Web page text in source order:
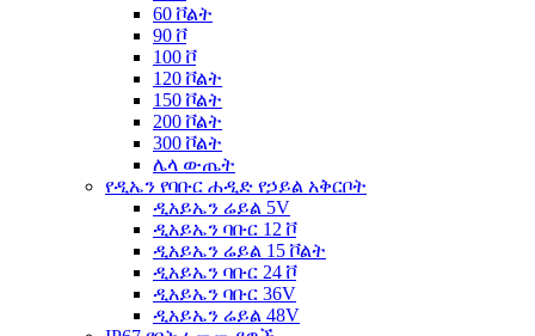
60 ቮልት
90 ቮ
100 ቮ
120 ቮልት
150 ቮልት
200 ቮልት
300 ቮልት
ሌላ ውጤት
የዲኤን የባቡር ሐዲድ የኃይል አቅርቦት
ዲአይኤን ሬይል 5V
ዲአይኤን ባቡር 12 ቮ
ዲአይኤን ሬይል 15 ቮልት
ዲአይኤን ባቡር 24 ቮ
ዲአይኤን ባቡር 36V
ዲአይኤን ሬይል 48V